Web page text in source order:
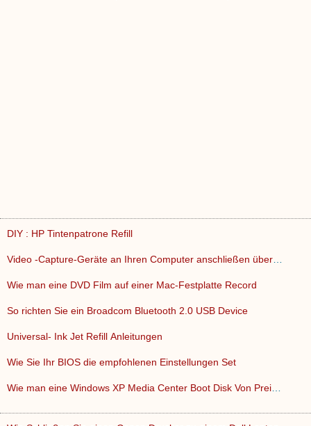
DIY : HP Tintenpatrone Refill
Wie man eine DVD Film auf einer Mac-Festplatte Record
So richten Sie ein Broadcom Bluetooth 2.0 USB Device
Universal- Ink Jet Refill Anleitungen
Wie Sie Ihr BIOS die empfohlenen Einstellungen Set